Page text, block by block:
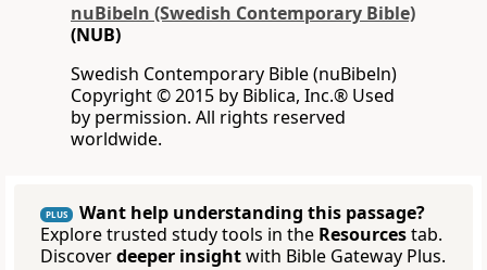
nuBibeln (Swedish Contemporary Bible)
(NUB)
Swedish Contemporary Bible (nuBibeln)
Copyright © 2015 by Biblica, Inc.® Used
by permission. All rights reserved
worldwide.
PLUS
Want help understanding this passage?
Explore trusted study tools in the Resourcestab.
Discoverdeeper insightwith Bible Gateway Plus.